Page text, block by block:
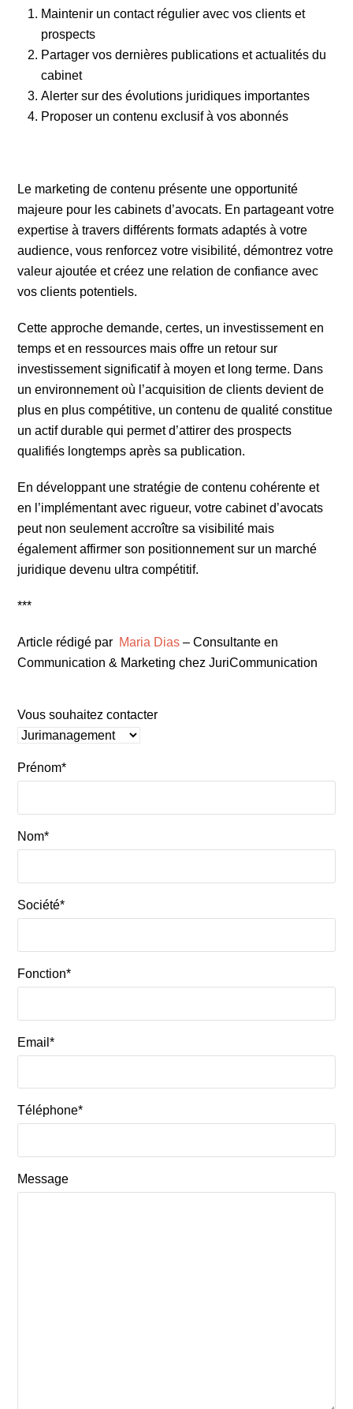
Maintenir un contact régulier avec vos clients et
prospects
Partager vos dernières publications et actualités du
cabinet
Alerter sur des évolutions juridiques importantes
Proposer un contenu exclusif à vos abonnés
Le marketing de contenu présente une opportunité
majeure pour les cabinets d’avocats. En partageant votre
expertise à travers différents formats adaptés à votre
audience, vous renforcez votre visibilité, démontrez votre
valeur ajoutée et créez une relation de confiance avec
vos clients potentiels.
Cette approche demande, certes, un investissement en
temps et en ressources mais offre un retour sur
investissement significatif à moyen et long terme. Dans
un environnement où l’acquisition de clients devient de
plus en plus compétitive, un contenu de qualité constitue
un actif durable qui permet d’attirer des prospects
qualifiés longtemps après sa publication.
En développant une stratégie de contenu cohérente et
en l’implémentant avec rigueur, votre cabinet d’avocats
peut non seulement accroître sa visibilité mais
également affirmer son positionnement sur un marché
juridique devenu ultra compétitif.
***
Article rédigé par Maria Dias – Consultante en
Communication & Marketing chez JuriCommunication
Vous souhaitez contacter
Prénom*
Nom*
Société*
Fonction*
Email*
Téléphone*
Message